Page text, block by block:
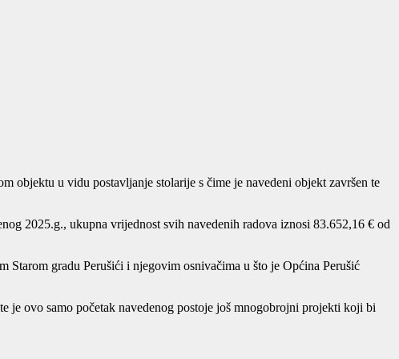
objektu u vidu postavljanje stolarije s čime je navedeni objekt završen te
2025.g., ukupna vrijednost svih navedenih radova iznosi 83.652,16 € od
Starom gradu Perušići i njegovim osnivačima u što je Općina Perušić
ovo samo početak navedenog postoje još mnogobrojni projekti koji bi